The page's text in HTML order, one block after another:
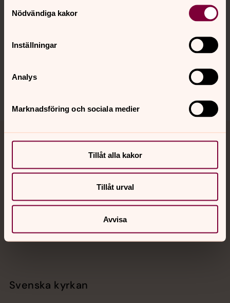
Nödvändiga kakor
Inställningar
Analys
Marknadsföring och sociala medier
Tillåt alla kakor
Tillåt urval
Avvisa
Jourhavande präst
Akut samtals- och krisstöd. Prata eller chatta anonymt
Chatt
Telefon 112
Svenska kyrkan